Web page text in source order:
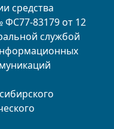
средства
83179 от 12
службой